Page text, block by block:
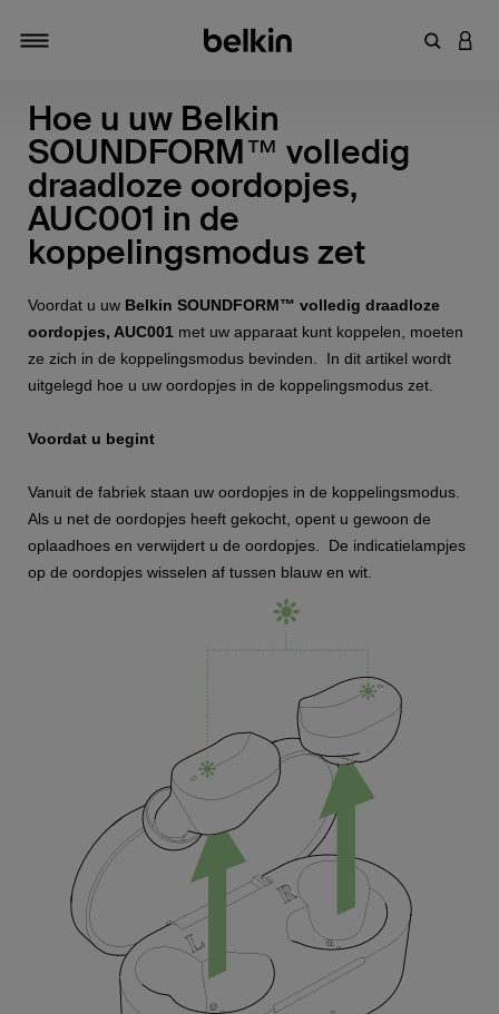
Hoe u uw Belkin
SOUNDFORM™ volledig
draadloze oordopjes,
AUC001 in de
koppelingsmodus zet
Voordat u uw Belkin SOUNDFORM™ volledig draadloze
oordopjes, AUC001 met uw apparaat kunt koppelen, moeten
ze zich in de koppelingsmodus bevinden. In dit artikel wordt
uitgelegd hoe u uw oordopjes in de koppelingsmodus zet.
Voordat u begint
Vanuit de fabriek staan uw oordopjes in de koppelingsmodus.
Als u net de oordopjes heeft gekocht, opent u gewoon de
oplaadhoes en verwijdert u de oordopjes. De indicatielampjes
op de oordopjes wisselen af tussen blauw en wit.